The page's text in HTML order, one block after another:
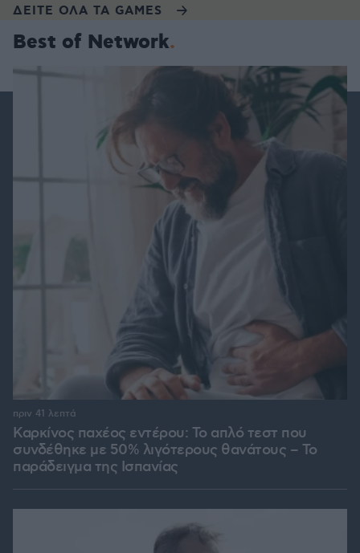
ΔΕΙΤΕ ΟΛΑ ΤΑ GAMES
Best of Network
Καρκίνος παχέος εντέρου: Το απλό τεστ που
συνδέθηκε με 50% λιγότερους θανάτους – Το
παράδειγμα της Ισπανίας
πριν 41 λεπτά